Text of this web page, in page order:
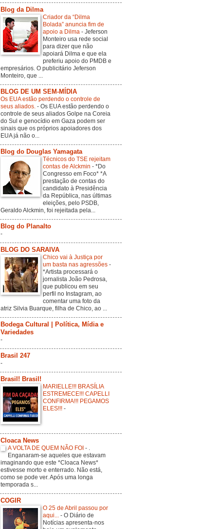
Blog da Dilma
Criador da “Dilma
Bolada” anuncia fim de
apoio a Dilma - Jeferson
Monteiro usa rede social
para dizer que não
apoiará Dilma e que ela
preferiu apoio do PMDB e
empresários. O publicitário Jeferson
Monteiro, que ...
BLOG DE UM SEM-MÍDIA
Os EUA estão perdendo o controle de
seus aliados. - Os EUA estão perdendo o
controle de seus aliados Golpe na Coreia
do Sul e genocídio em Gaza podem ser
sinais que os próprios apoiadores dos
EUA já não o...
Blog do Douglas Yamagata
Técnicos do TSE rejeitam
contas de Alckmin - *Do
Congresso em Foco* *A
prestação de contas do
candidato à Presidência
da República, nas últimas
eleições, pelo PSDB,
Geraldo Alckmin, foi rejeitada pela...
Blog do Planalto
-
BLOG DO SARAIVA
Chico vai à Justiça por
um basta nas agressões -
*Artista processará o
jornalista João Pedrosa,
que publicou em seu
perfil no Instagram, ao
comentar uma foto da
atriz Silvia Buarque, filha de Chico, ao ...
Bodega Cultural | Política, Mídia e
Variedades
-
Brasil 247
-
Brasil! Brasil!
MARIELLE!!! BRASÍLIA
ESTREMECE!!! CAPELLI
CONFIRMA!!! PEGAMOS
ELES!!! -
Cloaca News
A VOLTA DE QUEM NÃO FOI - .
Enganaram-se aqueles que estavam
imaginando que este *Cloaca News*
estivesse morto e enterrado. Não está,
como se pode ver. Após uma longa
temporada s...
COGIR
O 25 de Abril passou por
aqui... - O Diário de
Notícias apresenta-nos